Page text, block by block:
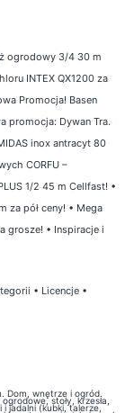
ogrodowy 3/4 30 m
INTEX QX1200 za
Promocja! Basen
promocja: Dywan Tra.
inox antracyt 80
CORFU –
1/2 45 m Cellfast! •
za pół ceny! • Mega
grosze! • Inspiracje i
• Licencje •
Dom, wnętrze i ogród.
stoły, krzesła,
i jadalni (kubki, talerze,